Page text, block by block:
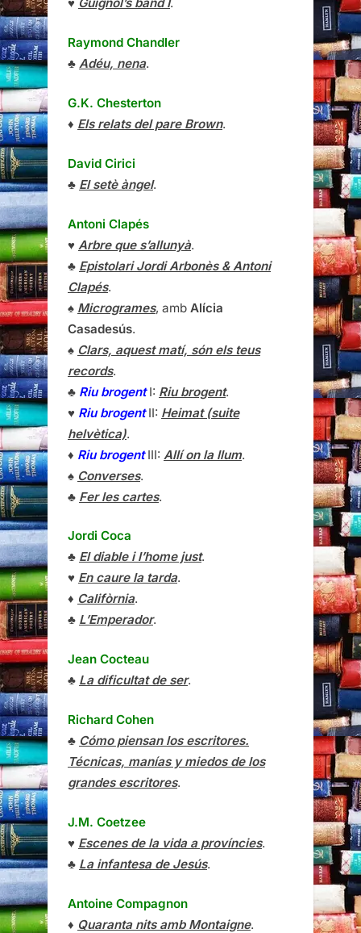
♥ Guignol’s band I.
Raymond Chandler
♣ Adéu, nena.
G.K. Chesterton
♦ Els relats del pare Brown.
David Cirici
♣ El setè àngel.
Antoni Clapés
♥ Arbre que s’allunyà.
♣ Epistolari Jordi Arbonès & Antoni
Clapés.
♠ Microgrames, amb Alícia
Casadesús.
♠ Clars, aquest matí, són els teus
records.
♣ Riu brogentI: Riu brogent.
♥ Riu brogentII: Heimat (suite
helvètica).
♦ Riu brogentIII: Allí on la llum.
♠ Converses.
♣ Fer les cartes.
Jordi Coca
♣ El diable i l’home just.
♥ En caure la tarda.
♦ Califòrnia.
♣ L’Emperador.
Jean Cocteau
♣ La dificultat de ser.
Richard Cohen
♣ Cómo piensan los escritores.
Técnicas, manías y miedos de los
grandes escritores.
J.M. Coetzee
♥ Escenes de la vida a províncies.
♣ La infantesa de Jesús.
Antoine Compagnon
♦ Quaranta nits amb Montaigne.